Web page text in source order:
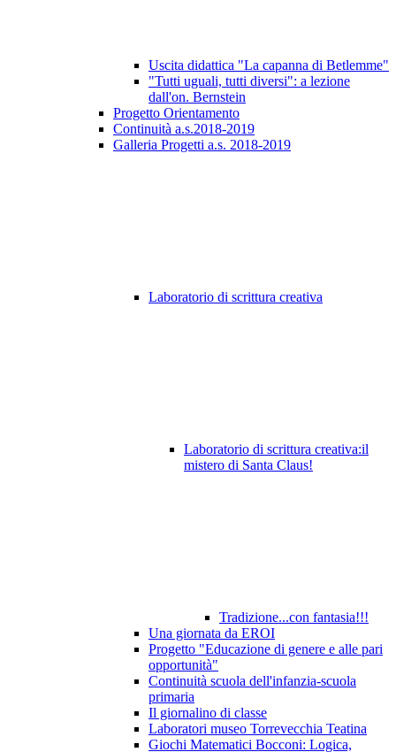
Uscita didattica "La capanna di Betlemme"
"Tutti uguali, tutti diversi": a lezione
dall'on. Bernstein
Progetto Orientamento
Continuità a.s.2018-2019
Galleria Progetti a.s. 2018-2019
Laboratorio di scrittura creativa
Laboratorio di scrittura creativa:il
mistero di Santa Claus!
Tradizione...con fantasia!!!
Una giornata da EROI
Progetto "Educazione di genere e alle pari
opportunità"
Continuità scuola dell'infanzia-scuola
primaria
Il giornalino di classe
Laboratori museo Torrevecchia Teatina
Giochi Matematici Bocconi: Logica,